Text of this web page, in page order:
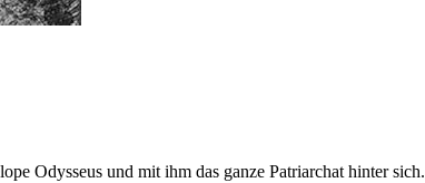
Odysseus und mit ihm das ganze Patriarchat hinter sich.